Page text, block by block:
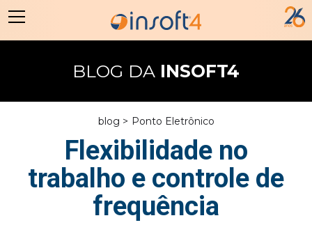
BLOG DAINSOFT4
blog > Ponto Eletrônico
Flexibilidade no
trabalho e controle de
frequência